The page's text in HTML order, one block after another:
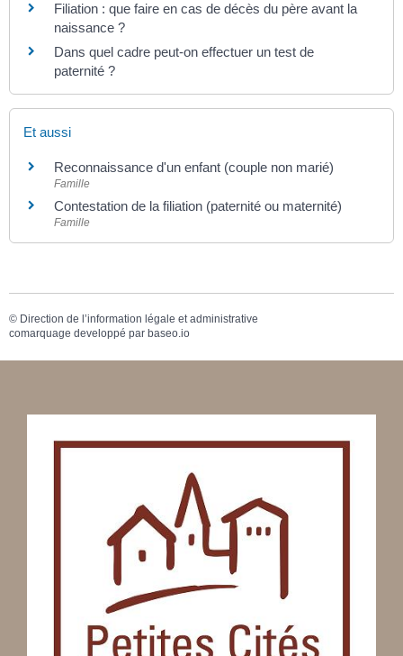
Filiation : que faire en cas de décès du père avant la
naissance ?
Dans quel cadre peut-on effectuer un test de
paternité ?
Et aussi
Reconnaissance d'un enfant (couple non marié)
Famille
Contestation de la filiation (paternité ou maternité)
Famille
© Direction de l’information légale et administrative
comarquage developpé par baseo.io